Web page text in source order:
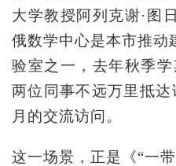
大学教授阿列克谢·图
俄数学中心是本市推动
验室之一，去年秋季
两位同事不远万里抵
月的交流访问。
这一场景，正是《“一